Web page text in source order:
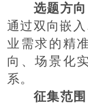
选题方向
通过双向嵌
业需求的精
向、场景化
系。
征集范围